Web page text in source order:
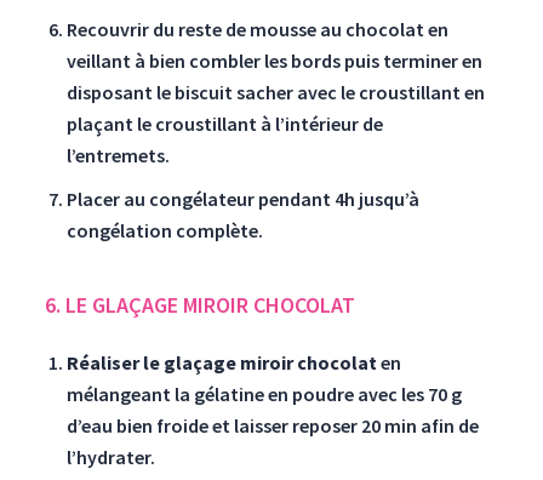
Recouvrir du reste de mousse au chocolat en
veillant à bien combler les bords puis terminer en
disposant le biscuit sacher avec le croustillant en
plaçant le croustillant à l’intérieur de
l’entremets.
Placer au congélateur pendant 4h jusqu’à
congélation complète.
6. LE GLAÇAGE MIROIR CHOCOLAT
Réaliser le glaçage miroir chocolaten
mélangeant la gélatine en poudre avec les 70 g
d’eau bien froide et laisser reposer 20 min afin de
l’hydrater.